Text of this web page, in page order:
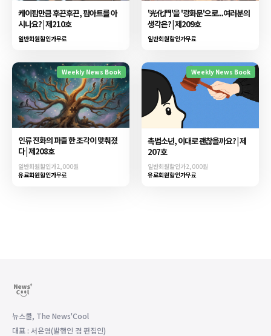
케이팝만큼 후끈후끈, 팝아트를 아
시나요? | 제210호
일반회원할인가무료
'光化門'을 '광화문'으로...여러분의
생각은? | 제209호
일반회원할인가무료
Weekly News Book
인류 진화의 퍼즐 한 조각이 맞춰졌
다 | 제208호
일반회원할인가2,000원
유료회원할인가무료
Weekly News Book
촉법소년, 이대로 괜찮을까요? | 제
207호
일반회원할인가2,000원
유료회원할인가무료
뉴스쿨, The News'Cool
대표 : 서은영(발행인 겸 편집인)